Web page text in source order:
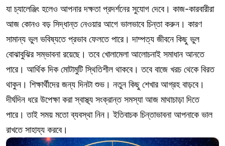
যা চ্যালেঞ্জিং হলেও আপনার দক্ষতা প্রদর্শনের সুযোগ দেবে। কাজ-কারবারীরা
আজ কোনও বড় সিদ্ধান্ত নেওয়ার আগে ভালভাবে চিন্তা করুন। কারণ
সামান্য ভুল ভবিষ্যতে প্রভাব ফেলতে পারে। দাম্পত্য জীবনে কিছু ভুল
বোঝাবুঝির সম্ভাবনা রয়েছে। তবে খোলামেলা আলোচনাই সমাধান আনতে
পারে। আর্থিক দিক মোটামুটি স্থিতিশীল থাকবে। তবে বাজে খরচ থেকে বিরত
থাকুন। শিক্ষার্থীদের জন্য দিনটা শুভ। নতুন কিছু শেখার আগ্রহ বাড়বে।
দীর্ঘদিন ধরে উপেক্ষা করা স্বাস্থ্য সংক্রান্ত সমস্যা আজ মাথাচাড়া দিতে
পারে। তাই সময় মতো ব্যবস্থা নিন। ইতিবাচক চিন্তাভাবনা আপনাকে ভাল
রাখতে সাহায্য করবে।